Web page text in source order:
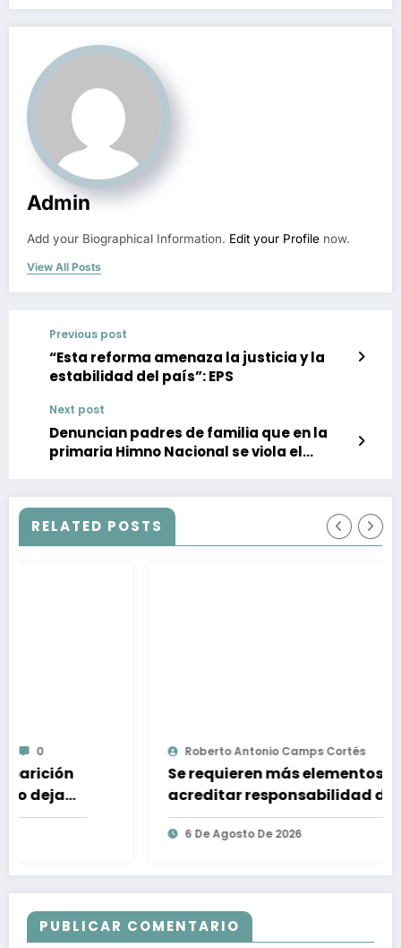
Admin
Add your Biographical Information. Edit your Profile now.
View All Posts
Previous post
“Esta reforma amenaza la justicia y la
estabilidad del país”: EPS
Next post
Denuncian padres de familia que en la
primaria Himno Nacional se viola el
RELATED POSTS
Roberto Antonio Camps Cortés 0
Se requieren más elementos para
acreditar responsabilidad de Ángel
Aguirre por desaparición de videos:
Ángela Buitrago
6 De Agosto De 2026
PUBLICAR COMENTARIO